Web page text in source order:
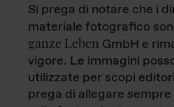
Si prega di notare che i
materiale fotografico
ganze Leben GmbH e
vigore. Le immagini
utilizzate per scopi
prega di allegare